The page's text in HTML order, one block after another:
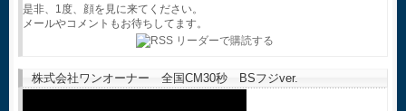
是非、1度、顔を見に来てください。
メールやコメントもお待ちしてます。
株式会社ワンオーナー 全国CM30秒 BSフジver.